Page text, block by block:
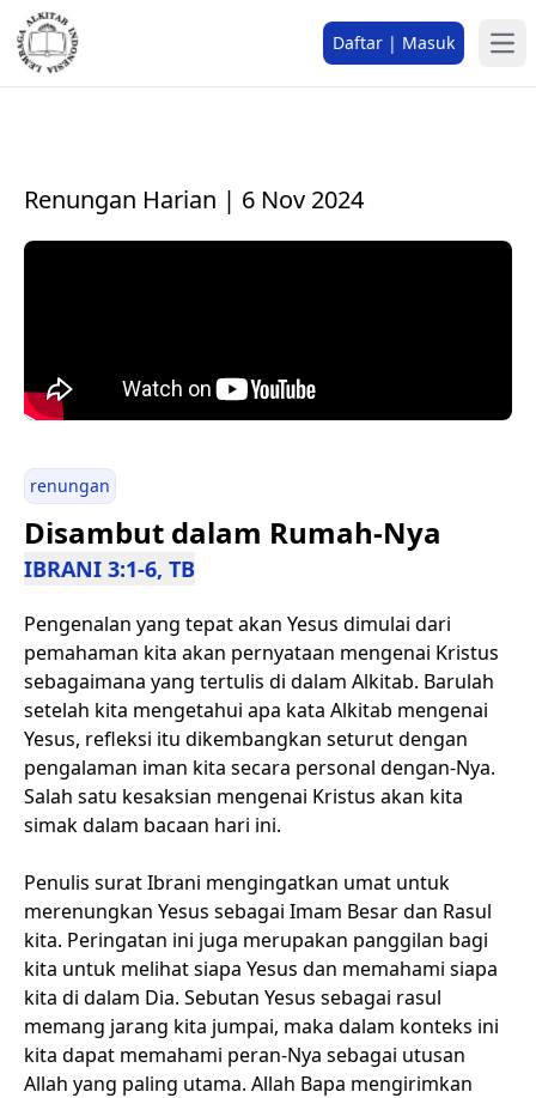
Daftar | Masuk
Renungan Harian | 6 Nov 2024
renungan
Disambut dalam Rumah-Nya
IBRANI 3:1-6, TB
Pengenalan yang tepat akan Yesus dimulai dari
pemahaman kita akan pernyataan mengenai Kristus
sebagaimana yang tertulis di dalam Alkitab. Barulah
setelah kita mengetahui apa kata Alkitab mengenai
Yesus, refleksi itu dikembangkan seturut dengan
pengalaman iman kita secara personal dengan-Nya.
Salah satu kesaksian mengenai Kristus akan kita
simak dalam bacaan hari ini.
Penulis surat Ibrani mengingatkan umat untuk
merenungkan Yesus sebagai Imam Besar dan Rasul
kita. Peringatan ini juga merupakan panggilan bagi
kita untuk melihat siapa Yesus dan memahami siapa
kita di dalam Dia. Sebutan Yesus sebagai rasul
memang jarang kita jumpai, maka dalam konteks ini
kita dapat memahami peran-Nya sebagai utusan
Allah yang paling utama. Allah Bapa mengirimkan